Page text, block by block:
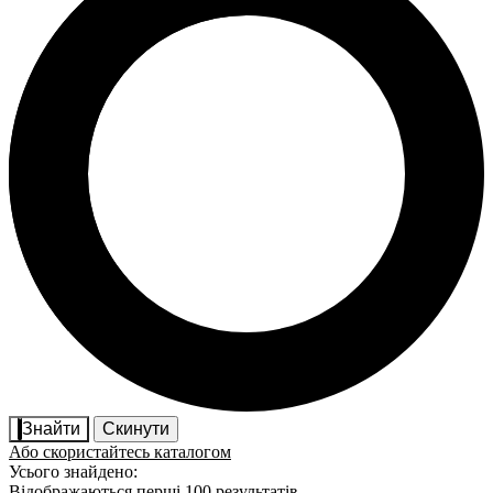
Знайти
Скинути
Або скористайтесь каталогом
Усього знайдено: